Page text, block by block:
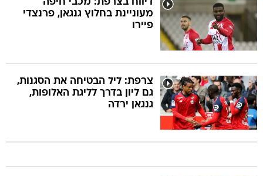
מעוניינת בחלוץ גנגאן, פרנצדי
פיירו
צרפת: ליל הבטיחה את הסגנות,
גם ליון בדרך לליגת האלופות,
גנגאן ירדה